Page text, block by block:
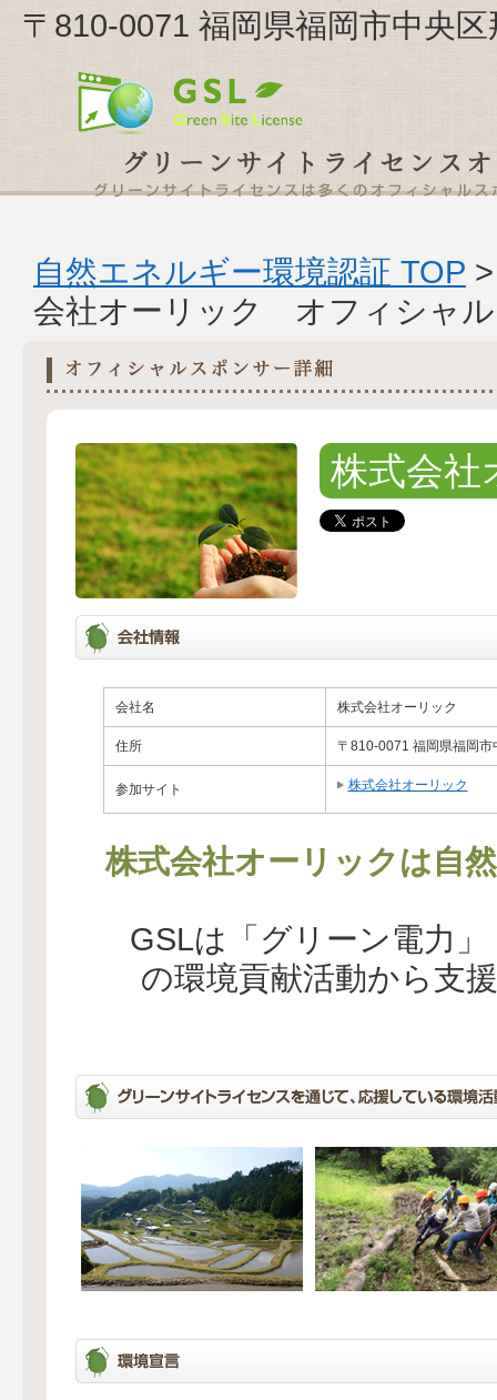
〒810-0071 福岡県福岡市中央
自然エネルギー環境認証 TOP
会社オーリック オフィシャ
株式会社
会社名 株式会社オーリック
住所 〒810-0071 福岡県福岡市
参加サイト 株式会社オーリック
株式会社オーリックは自
GSLは「グリーン電力
の環境貢献活動から支